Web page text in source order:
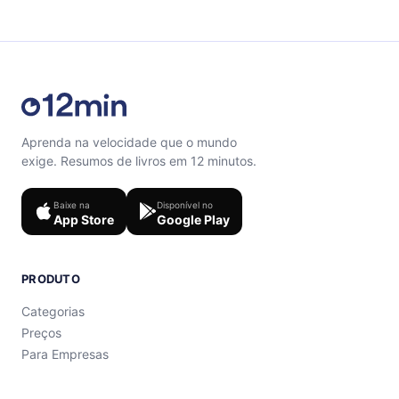
Aprenda na velocidade que o mundo
exige. Resumos de livros em 12 minutos.
Baixe na
App Store
Disponível no
Google Play
PRODUTO
Categorias
Preços
Para Empresas